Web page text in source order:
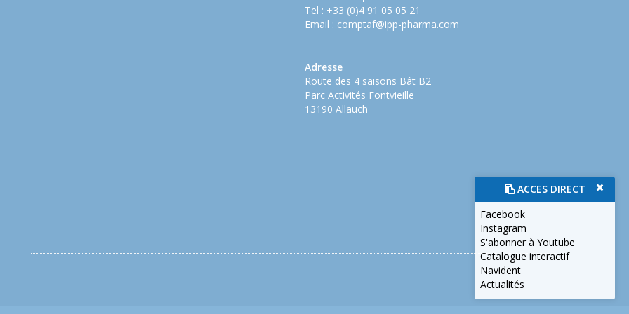
Tel : +33 (0)4 91 05 05 21
Email : comptaf@ipp-pharma.com
Adresse
Route des 4 saisons Bât B2
Parc Activités Fontvieille
13190 Allauch
ACCES DIRECT
Facebook
Instagram
S'abonner à Youtube
Catalogue interactif
Navident
Actualités